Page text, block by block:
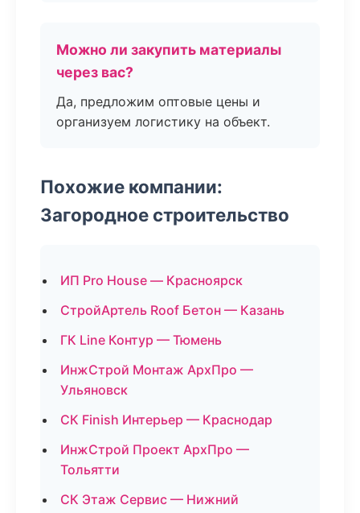
Можно ли закупить материалы
через вас?
Да, предложим оптовые цены и
организуем логистику на объект.
Похожие компании:
Загородное строительство
ИП Pro House — Красноярск
СтройАртель Roof Бетон — Казань
ГК Line Контур — Тюмень
ИнжСтрой Монтаж АрхПро —
Ульяновск
СК Finish Интерьер — Краснодар
ИнжСтрой Проект АрхПро —
Тольятти
СК Этаж Сервис — Нижний